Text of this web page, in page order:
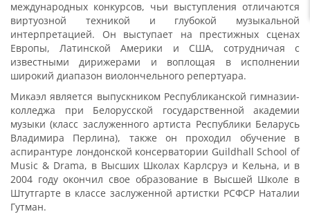
международных конкурсов, чьи выступления отличаются
виртуозной техникой и глубокой музыкальной
интерпретацией. Он выступает на престижных сценах
Европы, Латинской Америки и США, сотрудничая с
известными дирижерами и воплощая в исполнении
широкий диапазон виолончельного репертуара.
Микаэл является выпускником Республиканской гимназии-
колледжа при Белорусской государственной академии
музыки (класс заслуженного артиста Республики Беларусь
Владимира Перлина), также он проходил обучение в
аспирантуре лондонской консерватории Guildhall School of
Music & Drama, в Высших Школах Карлсруэ и Кельна, и в
2004 году окончил свое образование в Высшей Школе в
Штутгарте в классе заслуженной артистки РСФСР Наталии
Гутман.